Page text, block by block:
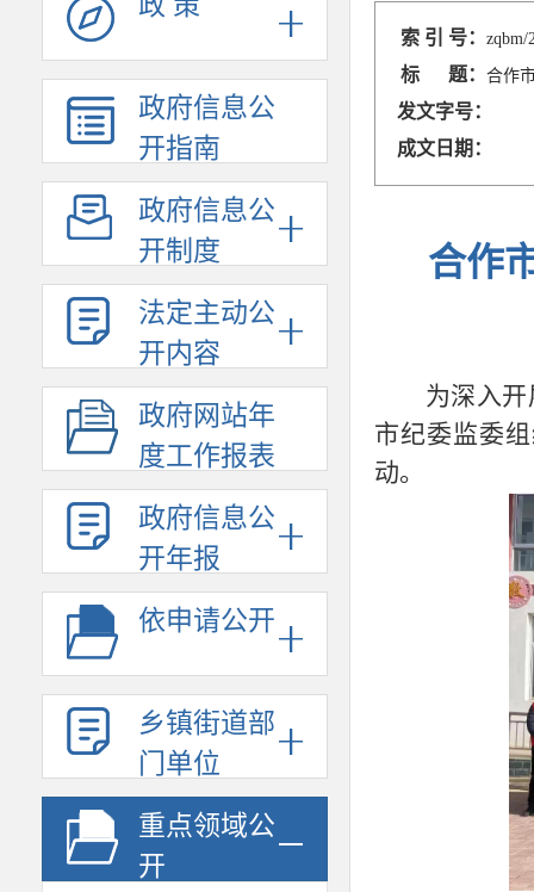
政府信息公
开指南
政府信息公
开制度
法定主动公
开内容
政府网站年
度工作报表
政府信息公
开年报
依申请公开
乡镇街道部
门单位
重点领域公
开
索 引 号：zqbm/
标 题：合作
发文字号：
成文日期：
合作
为深入
市纪委监委
动。